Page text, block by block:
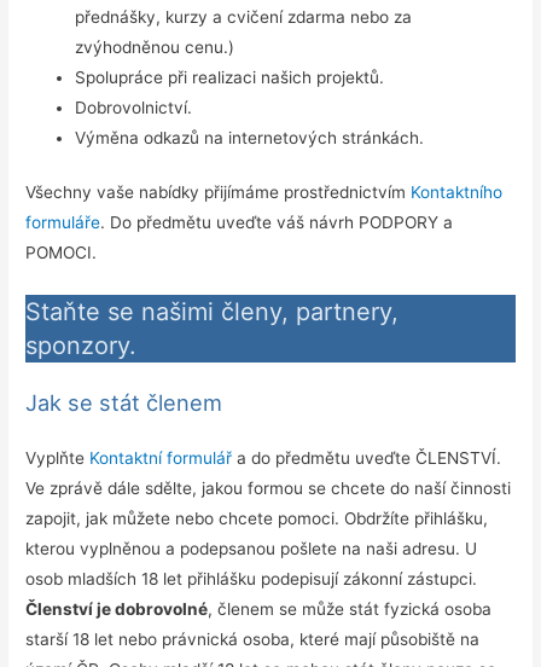
přednášky, kurzy a cvičení zdarma nebo za
zvýhodněnou cenu.)
Spolupráce při realizaci našich projektů.
Dobrovolnictví.
Výměna odkazů na internetových stránkách.
Všechny vaše nabídky přijímáme prostřednictvím Kontaktního
formuláře. Do předmětu uveďte váš návrh PODPORY a
POMOCI.
Staňte se našimi členy, partnery,
sponzory.
Jak se stát členem
Vyplňte Kontaktní formulář a do předmětu uveďte ČLENSTVÍ.
Ve zprávě dále sdělte, jakou formou se chcete do naší činnosti
zapojit, jak můžete nebo chcete pomoci. Obdržíte přihlášku,
kterou vyplněnou a podepsanou pošlete na naši adresu. U
osob mladších 18 let přihlášku podepisují zákonní zástupci.
Členství je dobrovolné, členem se může stát fyzická osoba
starší 18 let nebo právnická osoba, které mají působiště na